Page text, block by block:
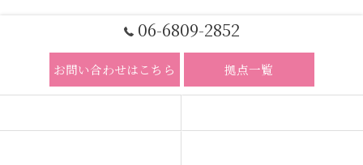
06-6809-2852
お問い合わせはこちら 拠点一覧